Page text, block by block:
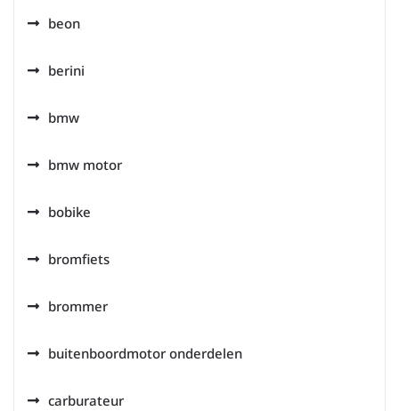
beon
berini
bmw
bmw motor
bobike
bromfiets
brommer
buitenboordmotor onderdelen
carburateur